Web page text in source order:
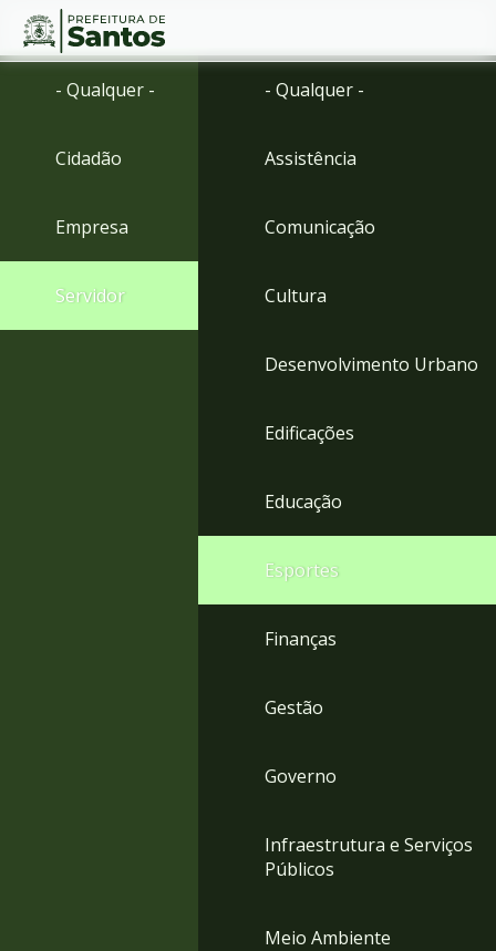
Ir
menu
para
Conteúdo
- Qualquer -
Cidadão
Empresa
Servidor
- Qualquer -
Assistência
Comunicação
Cultura
Desenvolvimento Urbano
Edificações
Educação
Esportes
Finanças
Gestão
Governo
Infraestrutura e Serviços
Públicos
Meio Ambiente